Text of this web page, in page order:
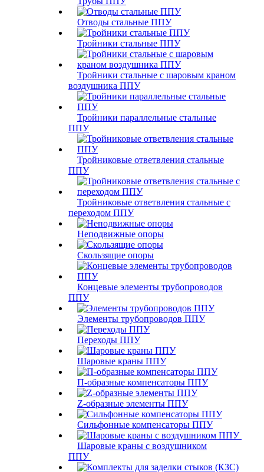
Отводы стальные ППУ
Тройники стальные ППУ
Тройники стальные с шаровым краном
воздушника ППУ
Тройники параллельные стальные
ППУ
Тройниковые ответвления стальные
ППУ
Тройниковые ответвления стальные с
переходом ППУ
Неподвижные опоры
Скользящие опоры
Концевые элементы трубопроводов
ППУ
Элементы трубопроводов ППУ
Переходы ППУ
Шаровые краны ППУ
П-образные компенсаторы ППУ
Z-образные элементы ППУ
Сильфонные компенсаторы ППУ
Шаровые краны с воздушником
ППУ